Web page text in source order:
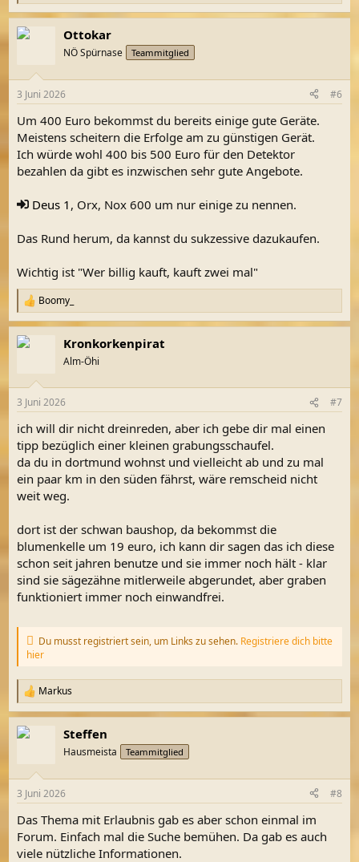
e
a
k
e
:
Ottokar
NÖ Spürnase Teammitglied
3 Juni 2026 #6
Um 400 Euro bekommst du bereits einige gute Geräte.
Meistens scheitern die Erfolge am zu günstigen Gerät.
Ich würde wohl 400 bis 500 Euro für den Detektor
bezahlen da gibt es inzwischen sehr gute Angebote.
Deus 1 , Orx, Nox 600 um nur einige zu nennen.
Das Rund herum, da kannst du sukzessive dazukaufen.
Wichtig ist "Wer billig kauft, kauft zwei mal"
R
e
a
k
e
:
Boomy_
Kronkorkenpirat
Alm-Öhi
3 Juni 2026 #7
ich will dir nicht dreinreden, aber ich gebe dir mal einen
tipp bezüglich einer kleinen grabungsschaufel.
da du in dortmund wohnst und vielleicht ab und zu mal
ein paar km in den süden fährst, wäre remscheid nicht
weit weg.
dort ist der schwan baushop, da bekommst die
blumenkelle um 19 euro, ich kann dir sagen das ich diese
schon seit jahren benutze und sie immer noch hält - klar
sind sie sägezähne mitlerweile abgerundet, aber graben
funktioniert immer noch einwandfrei.
Du musst registriert sein, um Links zu sehen. Registriere dich bitte
hier
R
e
a
k
e
:
Markus
Steffen
Hausmeista Teammitglied
3 Juni 2026 #8
Das Thema mit Erlaubnis gab es aber schon einmal im
Forum. Einfach mal die Suche bemühen. Da gab es auch
viele nützliche Informationen.